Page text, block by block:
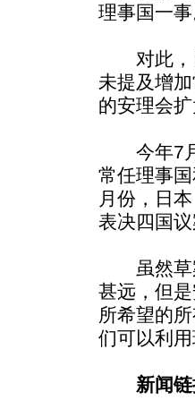
理事国一事
对此，日
未提及增
的安理会
今年7月
常任理事
月份，日
表决四国议
虽然草案
甚远，但
所希望的
们可以利
新闻